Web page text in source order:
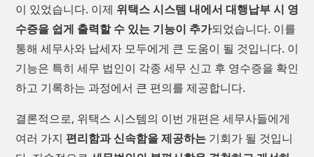
이 있었습니다. 이제 위택스 시스템 내에서 대행납부 시 영
수증을 쉽게 출력할 수 있는 기능이 추가되었습니다. 이를
통해 세무사와 납세자 모두에게 큰 도움이 될 것입니다. 이
기능은 특히 세무 법인이 각종 세무 신고 후 영수증을 확인
하고 기록하는 과정에서 큰 편의를 제공합니다.
결론적으로, 위택스 시스템의 이번 개편은 세무사들에게
여러 가지 편리함과 신속함을 제공하는 기회가 될 것입니